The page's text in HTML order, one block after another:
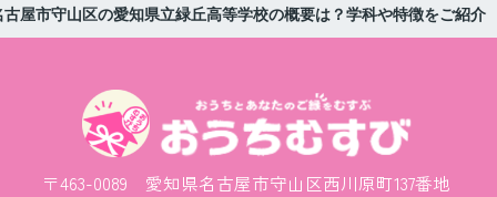
古屋市守山区の愛知県立緑丘高等学校の概要は？学科や特徴をご紹介
〒463-0089 愛知県名古屋市守山区西川原町137番地